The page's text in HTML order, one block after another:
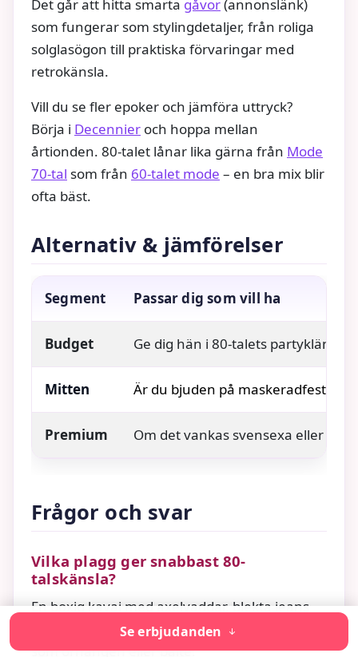
Det går att hitta smarta gåvor(annonslänk)
som fungerar som stylingdetaljer, från roliga
solglasögon till praktiska förvaringar med
retrokänsla.
Vill du se fler epoker och jämföra uttryck?
Börja i Decennier och hoppa mellan
årtionden. 80-talet lånar lika gärna från Mode
70-tal som från 60-talet mode – en bra mix blir
ofta bäst.
Alternativ & jämförelser
Segment Passar dig som vill ha
Budget Ge dig hän i 80-talets
Mitten Är du bjuden på maskeradfest
Premium Om det vankas svensexa eller
Frågor och svar
Vilka plagg ger snabbast 80-
talskänsla?
En boxig kavaj med axelvaddar, blekta jeans
och vita sneakers. Lägg till en stark accessoar
som örhängen eller bälte.
Se erbjudanden